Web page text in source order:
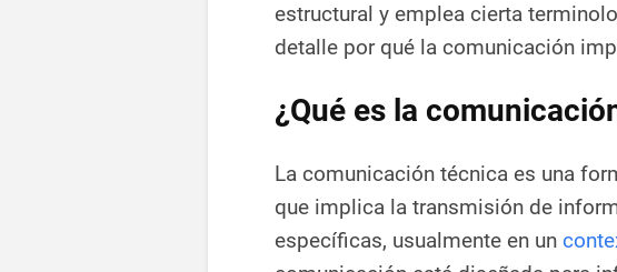
estructural y emplea cierta
detalle por qué la comunicación
¿Qué es la
La comunicación técnica es una
que implica la transmisión de
específicas, usualmente en un